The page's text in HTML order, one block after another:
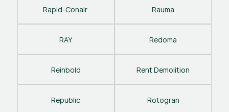
Rapid-Conair Rauma
RAY Redoma
Reinbold Rent Demolition
Republic Rotogran